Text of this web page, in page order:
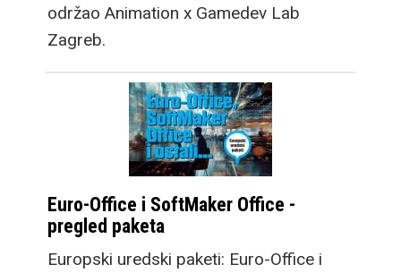
održao Animation x Gamedev Lab
Zagreb.
Euro-Office i SoftMaker Office -
pregled paketa
Europski uredski paketi: Euro-Office i